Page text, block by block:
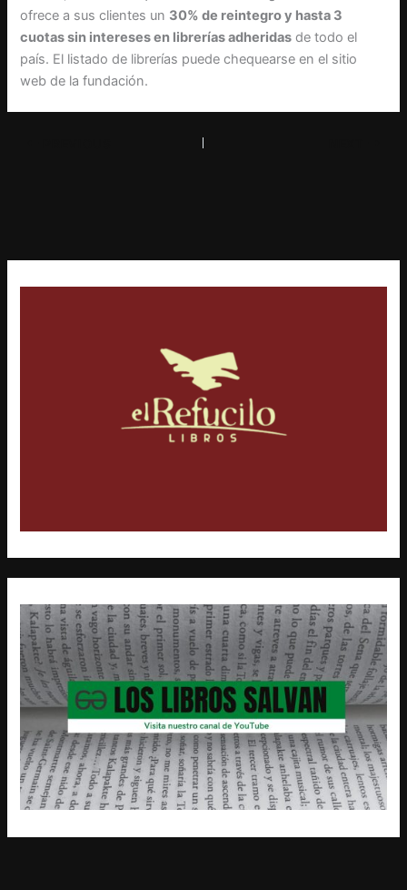
ofrece a sus clientes un 30% de reintegro y hasta 3
cuotas sin intereses en librerías adheridas de todo el
país. El listado de librerías puede chequearse en el sitio
web de la fundación.